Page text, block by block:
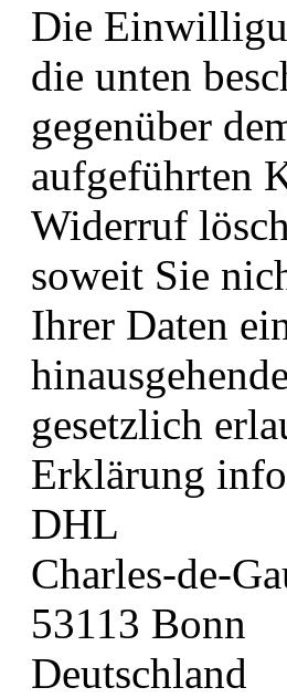
Die
die unten
gegenüber
aufgeführten
Widerruf
soweit Sie
Ihrer Daten
gesetzlich
Erklärung
DHL
Charles-de-
53113 Bonn
Deutschland